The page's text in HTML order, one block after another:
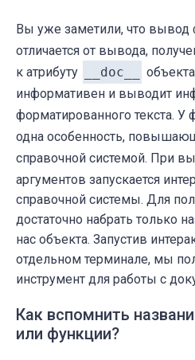
Вы уже заметили, что вывод
отличается от вывода,
к атрибуту
__doc__
информативен и выводит
форматированного текста. У
одна особенность,
справочной системой. При
аргументов запускается
справочной системы. Для
достаточно набрать только
нас объекта. Запустив
отдельном терминале, мы
инструмент для работы с
Как вспомнить
или функции?